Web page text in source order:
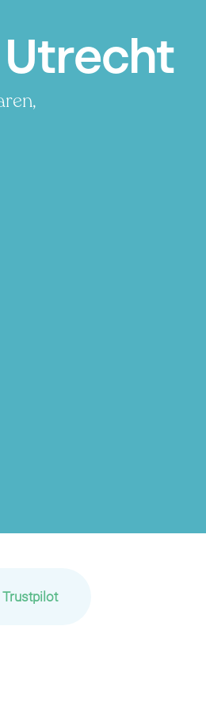
Utrecht
Trustpilot